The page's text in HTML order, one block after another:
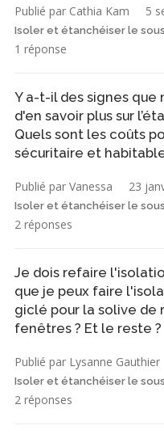
Publié par Cathia Kam 5
Isoler et étanchéiser le
1 réponse
Y a-t-il des signes que
d'en savoir plus sur
Quels sont les coûts
sécuritaire et
Publié par Vanessa 23
Isoler et étanchéiser le
2 réponses
Je dois refaire
que je peux faire
giclé pour la solive de
fenêtres ? Et le reste ?
Publié par Lysanne Gauthier
Isoler et étanchéiser le
2 réponses